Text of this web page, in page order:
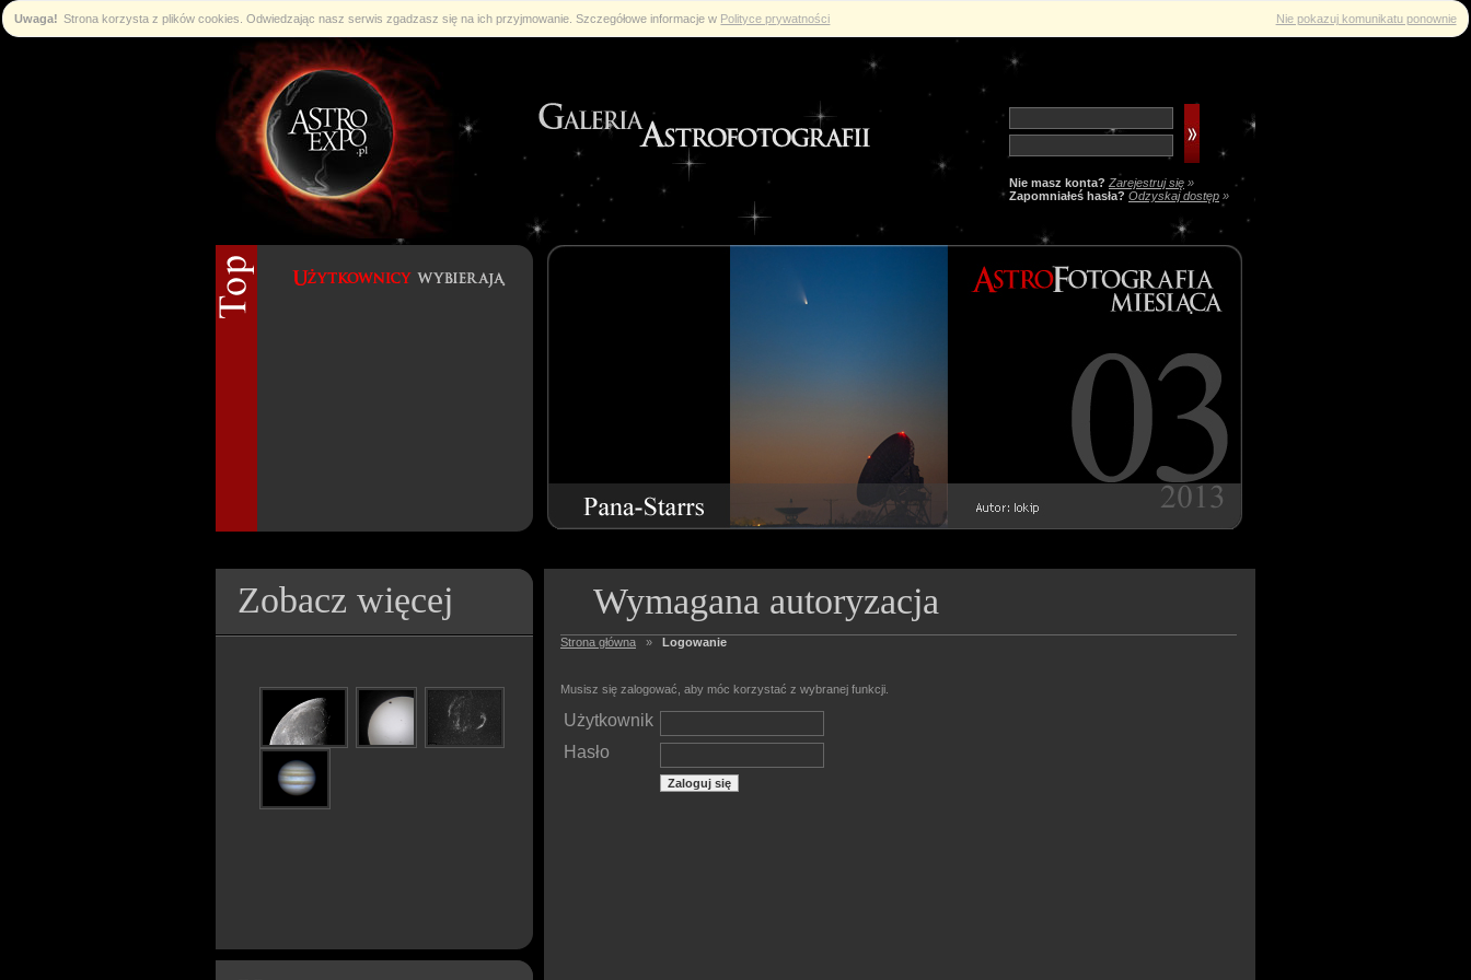
Uwaga! Strona korzysta z plików cookies. Odwiedzając nasz serwis zgadzasz się na ich przyjmowanie. Szczegółowe informacje w Polityce prywatności Nie pokazuj komunikatu ponownie
Nie masz konta? Zarejestruj się »
Zapomniałeś hasła? Odzyskaj dostęp »
Zobacz więcej Wymagana autoryzacja
Strona główna » Logowanie
Musisz się zalogować, aby móc korzystać z wybranej funkcji.
Użytkownik
Hasło